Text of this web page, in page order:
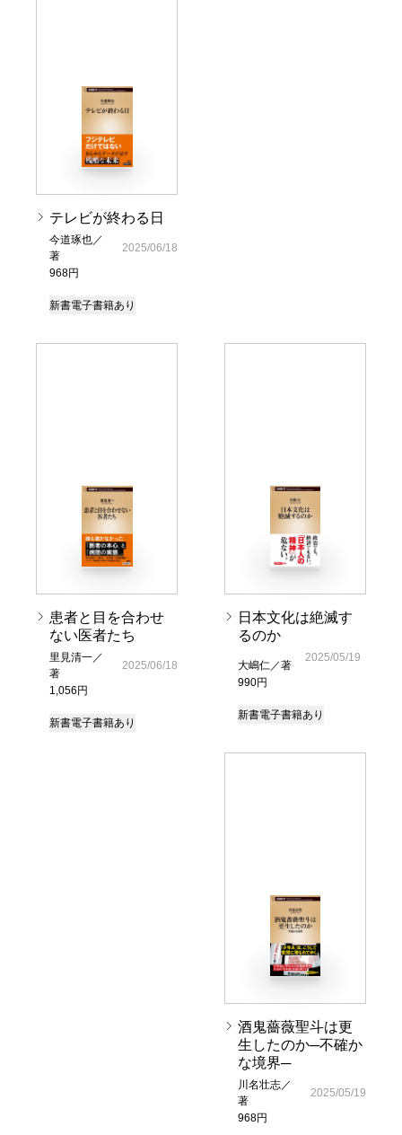
テレビが終わる日
今道琢也／
著
968円
2025/06/18
新書電子書籍あり
患者と目を合わせ
ない医者たち
里見清一／
著
1,056円
2025/06/18
新書電子書籍あり
日本文化は絶滅す
るのか
大嶋仁／著
990円
2025/05/19
新書電子書籍あり
酒鬼薔薇聖斗は更
生したのか─不確か
な境界─
川名壮志／
著
968円
2025/05/19